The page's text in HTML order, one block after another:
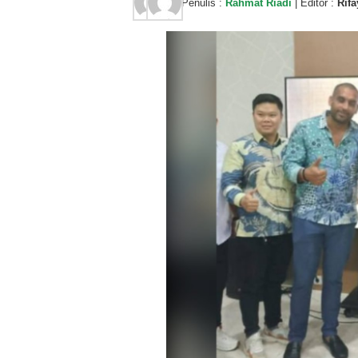
Penulis : Rahmat Riadi | Editor :